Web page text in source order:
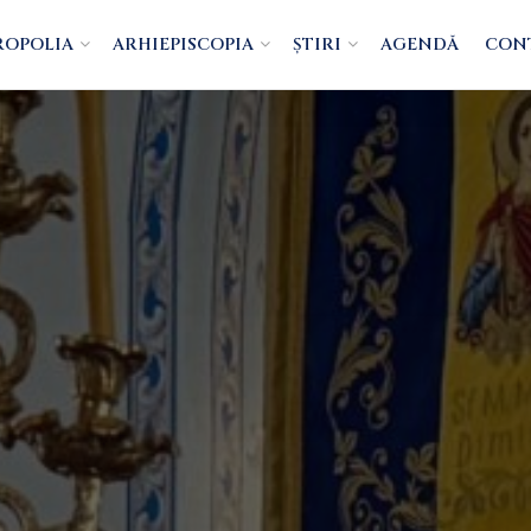
ARHIEPISCOPIA ȘTIRI AGENDĂ